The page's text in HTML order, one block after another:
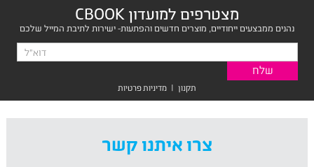
מצטרפים למועדון CBOOK
נהנים ממבצעים ייחודיים, מוצרים חדשים והפתעות- ישירות לתיבת המייל שלכם
תקנון | מדיניות פרטיות
צרו איתנו קשר